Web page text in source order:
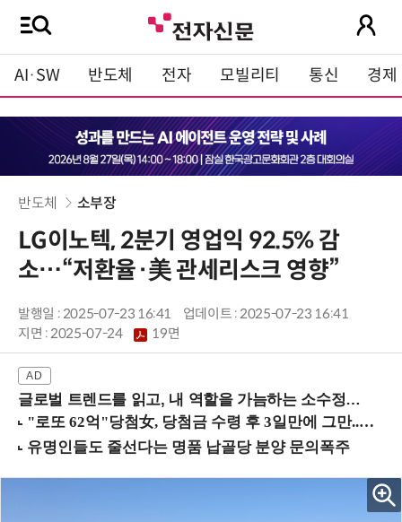
AI·SW 반도체 전자 모빌리티 통신 경제
반도체 소부장
LG이노텍, 2분기 영업익 92.5% 감
소…“저환율·美 관세리스크 영향”
발행일 : 2025-07-23 16:41
업데이트 : 2025-07-23 16:41
지면 :2025-07-24 19면
글로벌 트렌드를 읽고, 내 역할을 가늠하는 소수정예 실습 워크숍 (8/28 신논현역)